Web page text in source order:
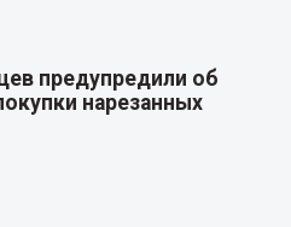
предупредили об
нарезанных